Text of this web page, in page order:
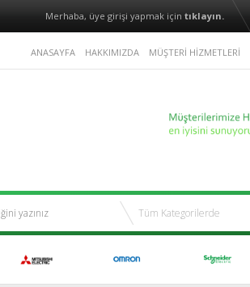
Merhaba, üye girişi yapmak için tıklayın.
ANASAYFA HAKKIMIZDA MÜŞTERİ HİZMETLERİ